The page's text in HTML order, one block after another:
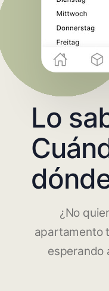
Lo
¿No
apartamento
esperando